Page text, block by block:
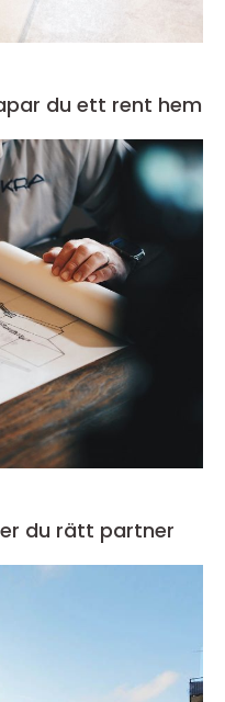
du ett rent hem